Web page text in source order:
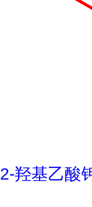
2-羟基乙酸